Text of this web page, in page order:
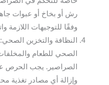
رش أو بخاخ أو عبوات
وفقًا للتوجيهات اللازمة
النظافة والتخزين
الصحي للطعام
الصراصير. يجب الحرص
وإزالة أي مصادر تغذية